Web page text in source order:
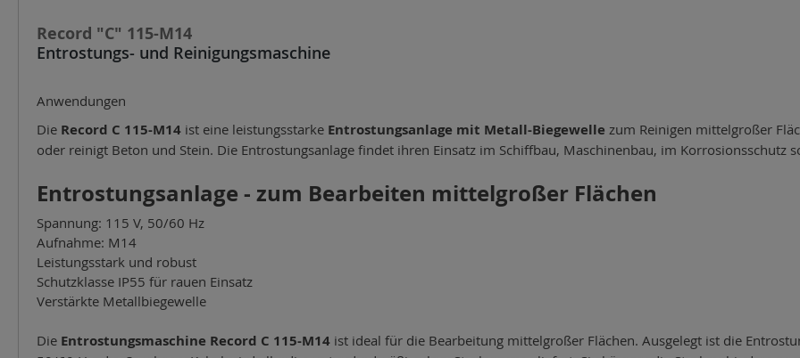
Record "C" 115-M14
Entrostungs- und Reinigungsmaschine
Anwendungen
Die Record C 115-M14 ist eine leistungsstarke Entrostungsanlage mit Metall-Biegewelle zum Reinigen mittelgroßer
oder reinigt Beton und Stein. Die Entrostungsanlage findet ihren Einsatz im Schiffbau, Maschinenbau, im Korrosionsschutz
Entrostungsanlage - zum Bearbeiten mittelgroßer Flächen
Spannung: 115 V, 50/60 Hz
Aufnahme: M14
Leistungsstark und robust
Schutzklasse IP55 für rauen Einsatz
Verstärkte Metallbiegewelle
Die Entrostungsmaschine Record C 115-M14 ist ideal für die Bearbeitung mittelgroßer Flächen. Ausgelegt ist die